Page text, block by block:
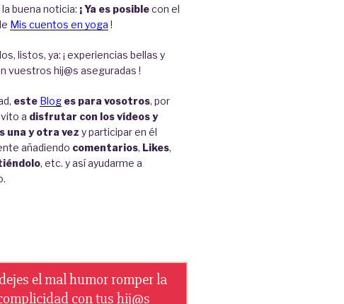
la buena noticia: ¡ Ya es posiblecon el
Mis cuentos en yoga !
listos, ya: ¡ experiencias bellas y
vuestros hij@s aseguradas !
este Blog es para vosotros, por
a disfrutar con los vídeos y
una y otra vez y participar en él
añadiendo comentarios, Likes,
, etc. y así ayudarme a